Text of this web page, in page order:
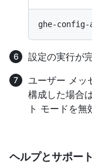
設定の実行が
ユーザー メッ
構成した場合
ト モードを無
ヘルプとサポート